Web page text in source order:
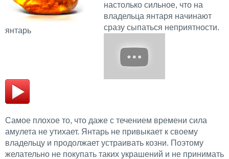
янтарь
настолько сильное, что на
владельца янтаря начинают
сразу сыпаться неприятности.
Самое плохое то, что даже с течением времени сила
амулета не утихает. Янтарь не привыкает к своему
владельцу и продолжает устраивать козни. Поэтому
желательно не покупать таких украшений и не принимать